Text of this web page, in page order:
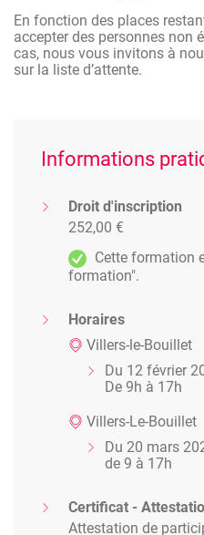
En fonction des places
accepter des personnes non
cas, nous vous invitons à
sur la liste d’attente.
Informations
Droit d'inscription
252,00 €
Cette formation
formation".
Horaires
Villers-le-Bouillet
Du 12 février
De 9h à 17h
Villers-Le-Bouillet
Du 20 mars
de 9 à 17h
Certificat -
Attestation de